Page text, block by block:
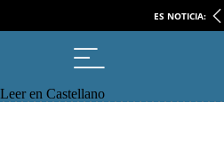
ES NOTICIA:
Leer en Castellano